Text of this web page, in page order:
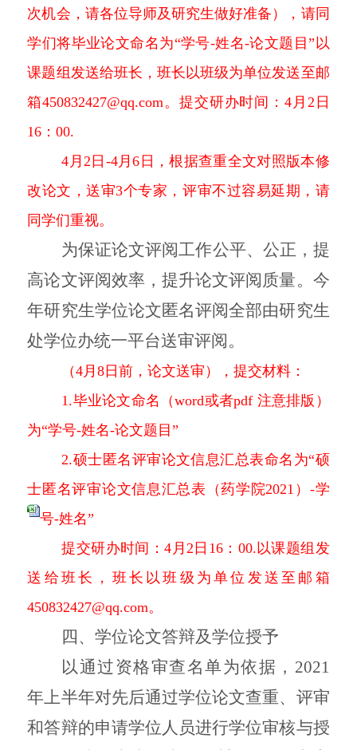
次机会，请各位导师及研究生做好准备），请同
学们将毕业论文命名为“学号-姓名-论文题目”以
课题组发送给班长，班长以班级为单位发送至邮
箱450832427@qq.com 。提交研办时间：4月2日
16：00.
4月2日-4月6日，根据查重全文对照版本修
改论文，送审3个专家，评审不过容易延期，请
同学们重视。
为保证论文评阅工作公平、公正，提
高论文评阅效率，提升论文评阅质量。今
年研究生学位论文匿名评阅全部由研究生
处学位办统一平台送审评阅。
（4月8日前，论文送审），提交材料：
1.毕业论文命名（word或者pdf 注意排版）
为“学号-姓名-论文题目”
2.硕士匿名评审论文信息汇总表命名为“硕
士匿名评审论文信息汇总表（药学院2021）-学
号-姓名”
提交研办时间：4月2日16：00. 以课题组发
送给班长，班长以班级为单位发送至邮箱
450832427@qq.com。
四、学位论文答辩及学位授予
以通过资格审查名单为依据， 2021
年上半年对先后通过学位论文查重、评审
和答辩的申请学位人员进行学位审核与授